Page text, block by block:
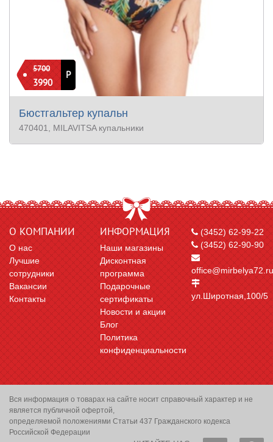
5700
3990
Р
Бюстгальтер купальн
470401, MILAVITSA купальники
О КОМПАНИИ
О нас
Лучшие
сотрудники
Вакансии
Контакты
ИНФОРМАЦИЯ
Наши магазины
Дисконтная
программа
Подарочные
сертификаты
Новости и акции
Блог
Политика
конфиденциальности
(3452) 62-99-22
(3452) 62-90-90
office@mirbelya72.ru
ул.Широтная,100/5
Вся информация о товарах на сайте носит справочный характер и не
является публичной офертой,
определяемой положениями Статьи 437 Гражданского кодекса
Российской Федерации